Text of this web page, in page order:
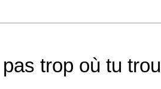
trop où tu